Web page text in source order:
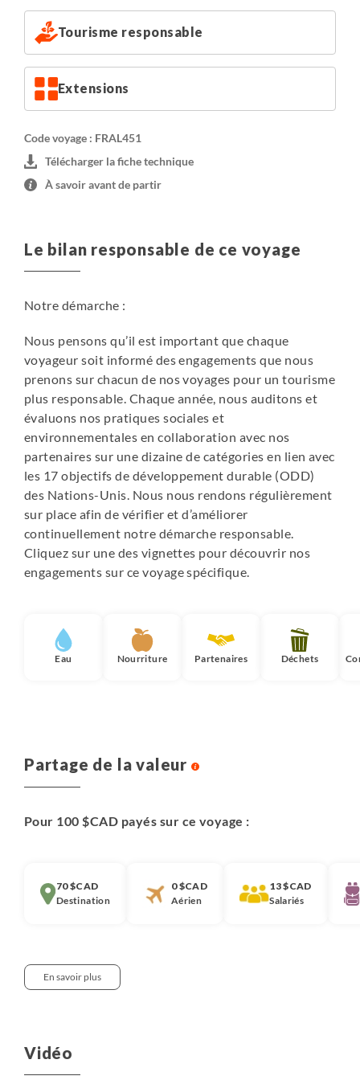
Tourisme responsable
Extensions
Code voyage : FRAL451
Télécharger la fiche technique
À savoir avant de partir
Le bilan responsable de ce voyage
Notre démarche :
Nous pensons qu’il est important que chaque
voyageur soit informé des engagements que nous
prenons sur chacun de nos voyages pour un tourisme
plus responsable. Chaque année, nous auditons et
évaluons nos pratiques sociales et
environnementales en collaboration avec nos
partenaires sur une dizaine de catégories en lien avec
les 17 objectifs de développement durable (ODD)
des Nations-Unis. Nous nous rendons régulièrement
sur place afin de vérifier et d’améliorer
continuellement notre démarche responsable.
Cliquez sur une des vignettes pour découvrir nos
engagements sur ce voyage spécifique.
Eau Nourriture Partenaires Déchets
Partage de la valeur
Pour 100 $CAD payés sur ce voyage :
70 $CAD
Destination
0 $CAD
Aérien
13 $CAD
Salariés
Nous pensons qu’il est important que chaque
En savoir plus
Vidéo